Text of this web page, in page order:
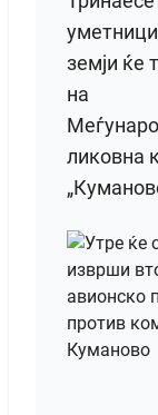
земји ќе
на
ликовна